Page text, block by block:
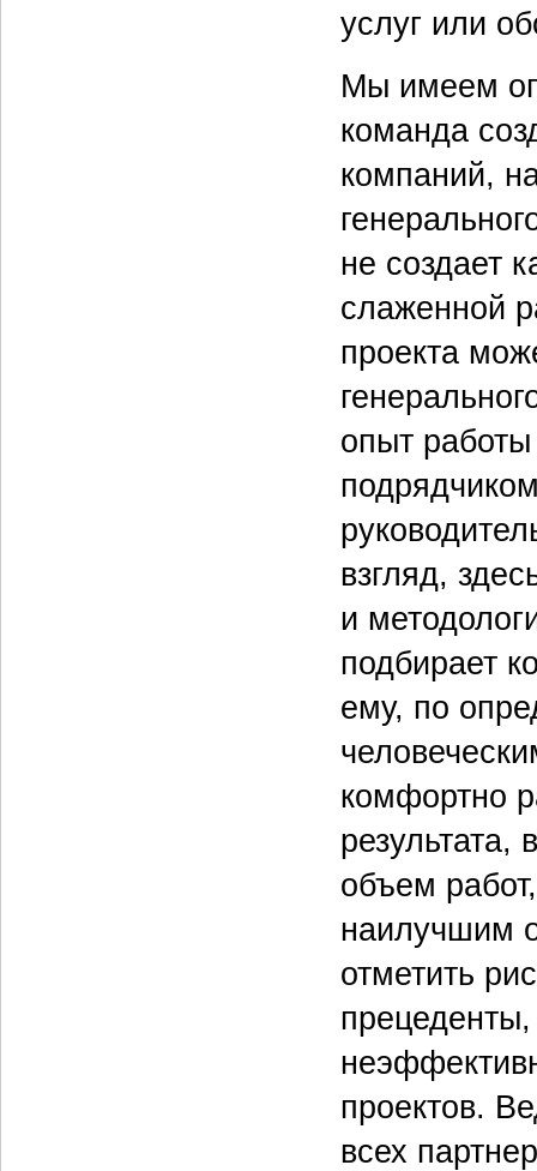
услуг или
Мы имеем
команда
компаний,
не создает
слаженной
проекта
опыт
взгляд,
и
подбирает
ему, по
комфортно
результата,
объем
наилучшим
отметить
проектов.
всех